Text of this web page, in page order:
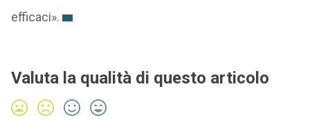
efficaci».
Valuta la qualità di questo articolo